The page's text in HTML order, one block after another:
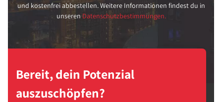
und kostenfrei abbestellen. Weitere Informationen findest du in
unseren Datenschutzbestimmungen.
Bereit, dein Potenzial
auszuschöpfen?